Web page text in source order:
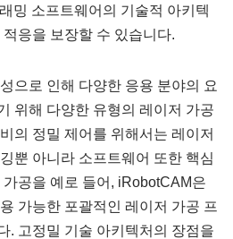
밍 소프트웨어의 기술적 아키텍
응을 보장할 수 있습니다.
으로 인해 다양한 응용 분야의 요
위해 다양한 유형의 레이저 가공
의 정밀 제어를 위해서는 레이저
뿐 아니라 소프트웨어 또한 핵심
공을 예로 들어, iRobotCAM은
가능한 포괄적인 레이저 가공 프
. 고정밀 기술 아키텍처의 장점을